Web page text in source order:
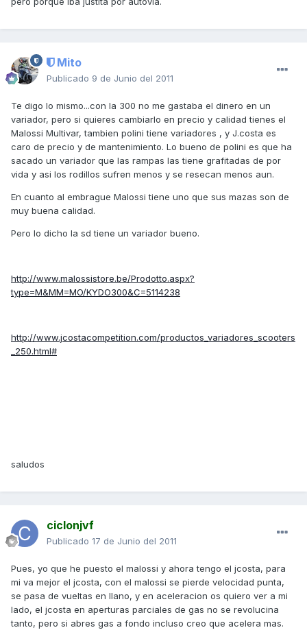
Mito
Publicado 9 de Junio del 2011
Te digo lo mismo...con la 300 no me gastaba el dinero en un
variador, pero si quieres cambiarlo en precio y calidad tienes el
Malossi Multivar, tambien polini tiene variadores , y J.costa es
caro de precio y de mantenimiento. Lo bueno de polini es que ha
sacado un variador que las rampas las tiene grafitadas de por
vida y asi los rodillos sufren menos y se resecan menos aun.
En cuanto al embrague Malossi tiene uno que sus mazas son de
muy buena calidad.
Pero lo dicho la sd tiene un variador bueno.
http://www.malossistore.be/Prodotto.aspx?
type=M&MM=MO/KYDO300&C=5114238
http://www.jcostacompetition.com/productos_variadores_scooters
_250.html#
saludos
ciclonjvf
Publicado 17 de Junio del 2011
Pues, yo que he puesto el malossi y ahora tengo el jcosta, para
mi va mejor el jcosta, con el malossi se pierde velocidad punta,
se pasa de vueltas en llano, y en aceleracion os quiero ver a mi
lado, el jcosta en aperturas parciales de gas no se revolucina
tanto, pero si abres gas a fondo incluso creo que acelera mas.